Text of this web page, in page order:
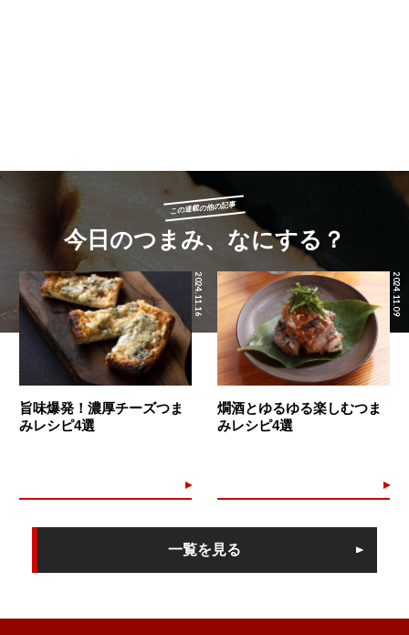
この連載の他の記事
今日のつまみ、なにする？
2024.11.16
旨味爆発！濃厚チーズつま
みレシピ4選
2024.11.09
燗酒とゆるゆる楽しむつま
みレシピ4選
一覧を見る